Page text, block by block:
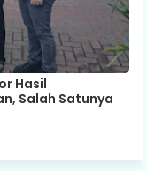
Hasil
Salah Satunya